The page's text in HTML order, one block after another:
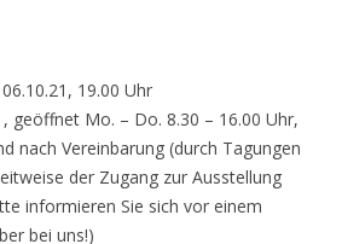
19.00 Uhr
geöffnet Mo. – Do. 8.30 – 16.00 Uhr,
nach Vereinbarung (durch Tagungen
der Zugang zur Ausstellung
informieren Sie sich vor einem
bei uns!)